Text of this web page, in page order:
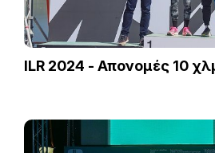
ILR 2024 - Απονομές 10